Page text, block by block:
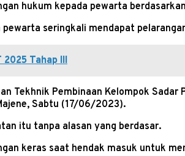
hukum kepada pewarta
seringkali mendapat
Tahap III
Tekhnik Pembinaan Kelompok
Sabtu (17/06/2023).
itu tanpa alasan yang berdasar.
keras saat hendak masuk untuk